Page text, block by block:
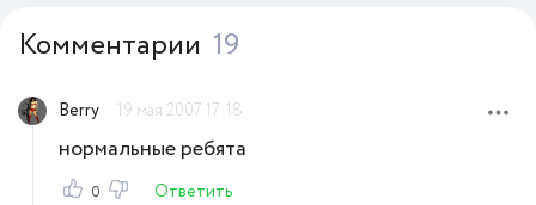
Комментарии 19
Berry 19 мая 2007 17:18
нормальные ребята
0
Ответить